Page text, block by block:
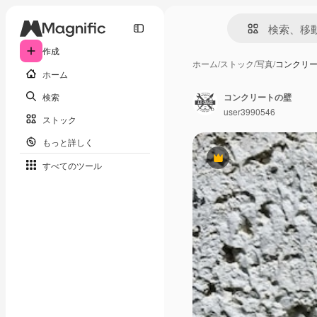
作成
ホーム
検索
ストック
もっと詳しく
すべてのツール
ホーム/ストック/写真/コンクリ
Premium
コンクリートの壁
user3990546